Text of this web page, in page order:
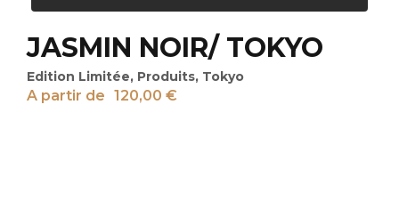
JASMIN NOIR/ TOKYO
Edition Limitée, Produits, Tokyo
A partir de 120,00 €